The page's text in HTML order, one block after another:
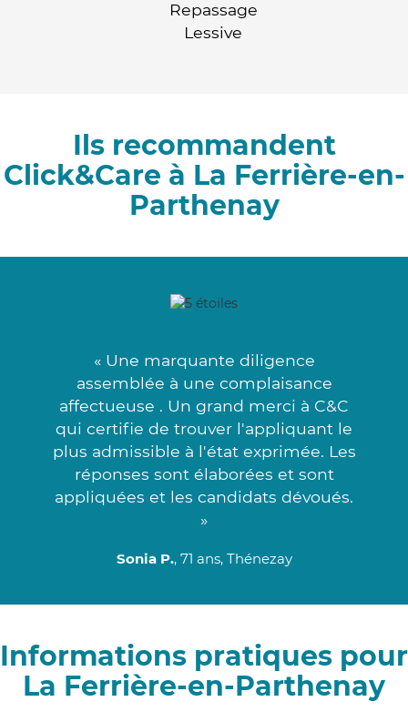
Repassage
Lessive
Ils recommandent
Click&Care à La Ferrière-en-
Parthenay
« Une marquante diligence
assemblée à une complaisance
affectueuse . Un grand merci à C&C
qui certifie de trouver l'appliquant le
plus admissible à l'état exprimée. Les
réponses sont élaborées et sont
appliquées et les candidats dévoués.
»
Sonia P., 71 ans, Thénezay
Informations pratiques pour
La Ferrière-en-Parthenay